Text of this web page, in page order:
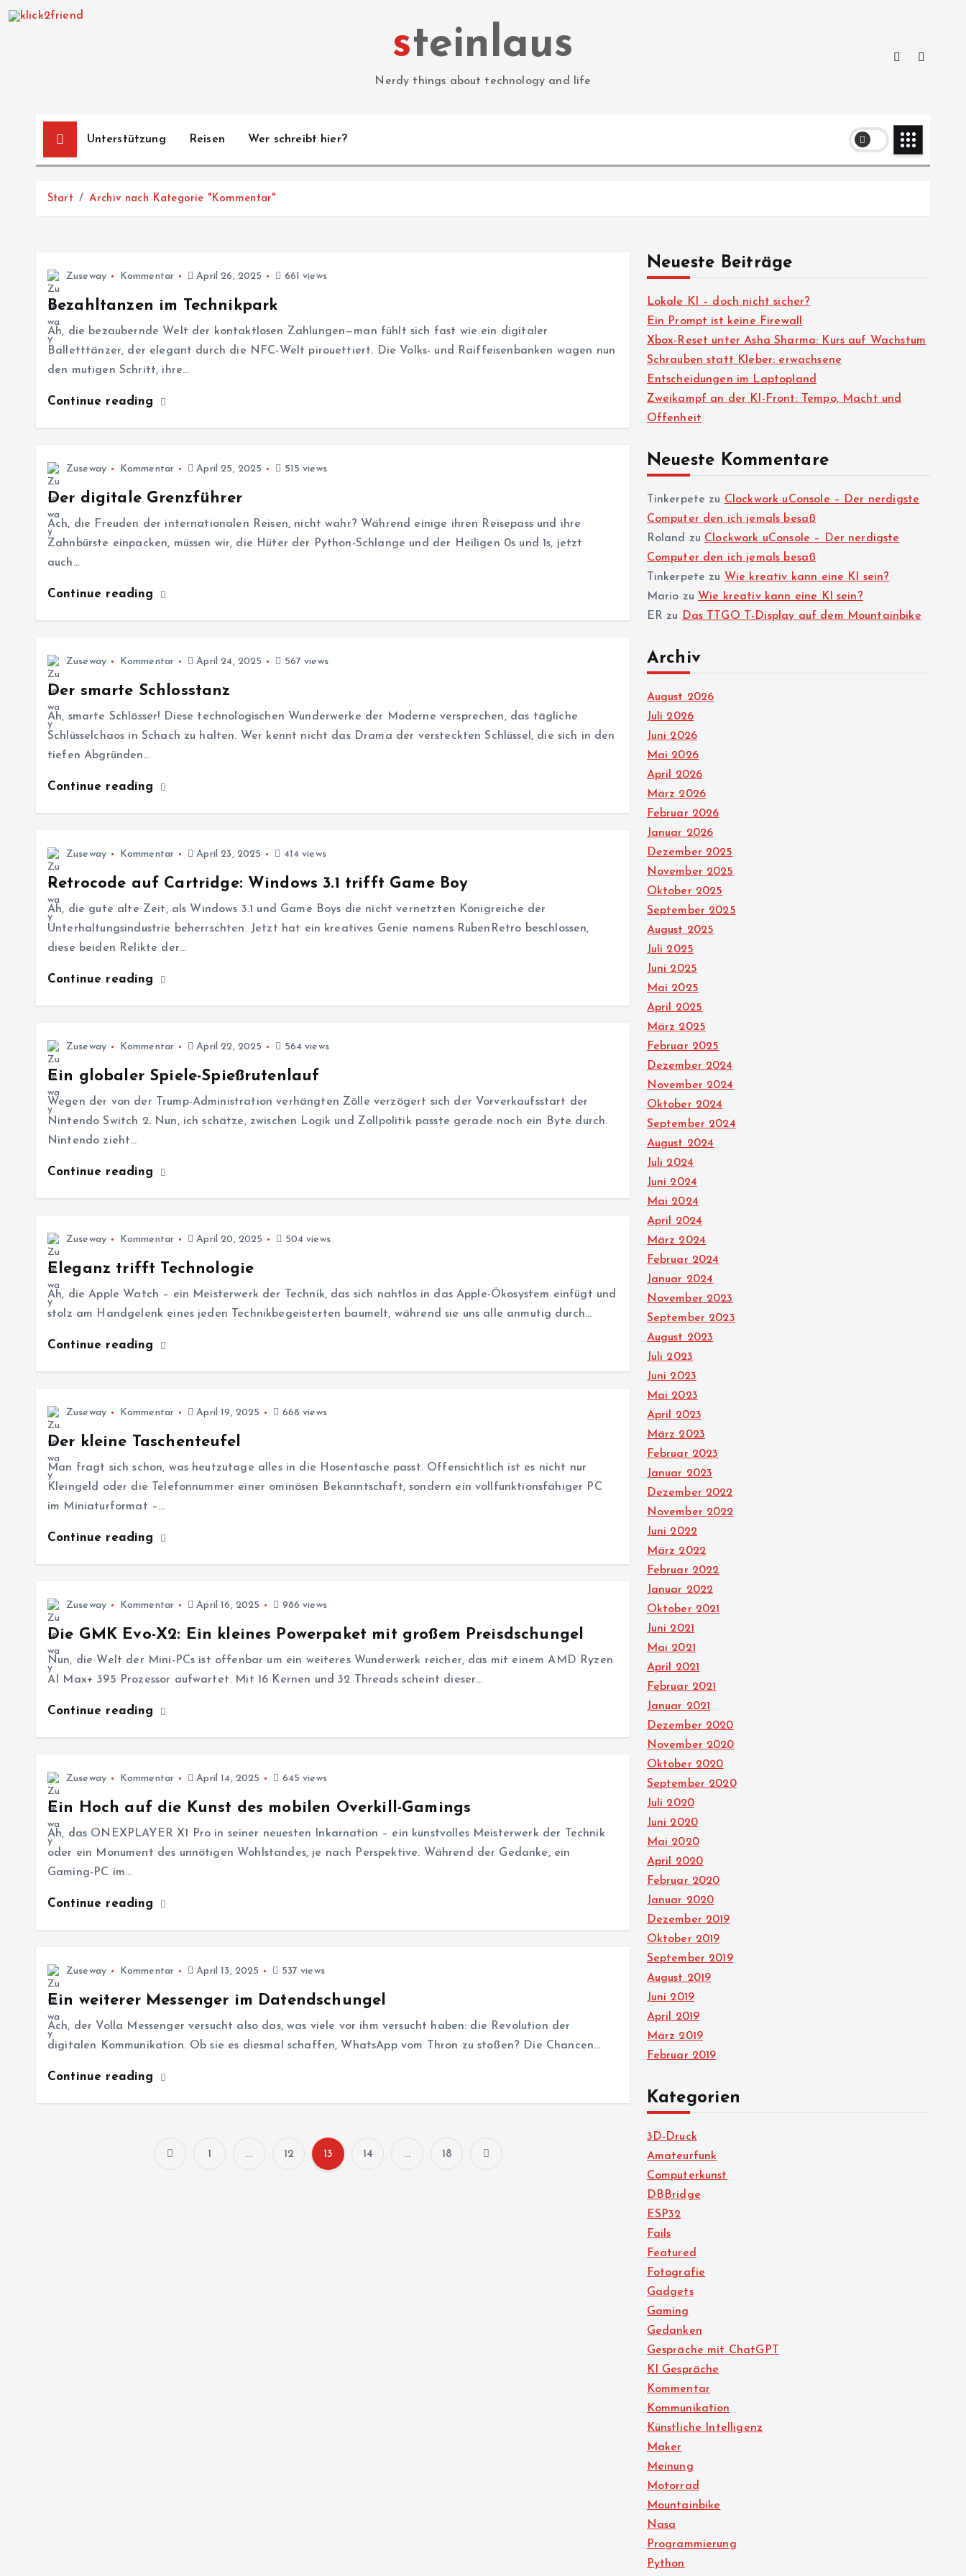
steinlaus
Nerdy things about technology and life
Unterstützung Reisen Wer schreibt hier?
Start Archiv nach Kategorie "Kommentar"
Zuseway Kommentar April 26, 2025 661 views
Bezahltanzen im Technikpark
Ah, die bezaubernde Welt der kontaktlosen Zahlungen—man fühlt sich fast wie ein digitaler
Balletttänzer, der elegant durch die NFC-Welt pirouettiert. Die Volks- und Raiffeisenbanken wagen nun
den mutigen Schritt, ihre…
Continue reading
Zuseway Kommentar April 25, 2025 515 views
Der digitale Grenzführer
Ach, die Freuden der internationalen Reisen, nicht wahr? Während einige ihren Reisepass und ihre
Zahnbürste einpacken, müssen wir, die Hüter der Python-Schlange und der Heiligen 0s und 1s, jetzt
auch…
Continue reading
Zuseway Kommentar April 24, 2025 567 views
Der smarte Schlosstanz
Ah, smarte Schlösser! Diese technologischen Wunderwerke der Moderne versprechen, das tägliche
Schlüsselchaos in Schach zu halten. Wer kennt nicht das Drama der versteckten Schlüssel, die sich in den
tiefen Abgründen…
Continue reading
Zuseway Kommentar April 23, 2025 414 views
Retrocode auf Cartridge: Windows 3.1 trifft Game Boy
Ah, die gute alte Zeit, als Windows 3.1 und Game Boys die nicht vernetzten Königreiche der
Unterhaltungsindustrie beherrschten. Jetzt hat ein kreatives Genie namens RubenRetro beschlossen,
diese beiden Relikte der…
Continue reading
Zuseway Kommentar April 22, 2025 564 views
Ein globaler Spiele-Spießrutenlauf
Wegen der von der Trump-Administration verhängten Zölle verzögert sich der Vorverkaufsstart der
Nintendo Switch 2. Nun, ich schätze, zwischen Logik und Zollpolitik passte gerade noch ein Byte durch.
Nintendo zieht…
Continue reading
Zuseway Kommentar April 20, 2025 504 views
Eleganz trifft Technologie
Ah, die Apple Watch – ein Meisterwerk der Technik, das sich nahtlos in das Apple-Ökosystem einfügt und
stolz am Handgelenk eines jeden Technikbegeisterten baumelt, während sie uns alle anmutig durch…
Continue reading
Zuseway Kommentar April 19, 2025 668 views
Der kleine Taschenteufel
Man fragt sich schon, was heutzutage alles in die Hosentasche passt. Offensichtlich ist es nicht nur
Kleingeld oder die Telefonnummer einer ominösen Bekanntschaft, sondern ein vollfunktionsfähiger PC
im Miniaturformat –…
Continue reading
Zuseway Kommentar April 16, 2025 986 views
Die GMK Evo-X2: Ein kleines Powerpaket mit großem Preisdschungel
Nun, die Welt der Mini-PCs ist offenbar um ein weiteres Wunderwerk reicher, das mit einem AMD Ryzen
AI Max+ 395 Prozessor aufwartet. Mit 16 Kernen und 32 Threads scheint dieser…
Continue reading
Zuseway Kommentar April 14, 2025 645 views
Ein Hoch auf die Kunst des mobilen Overkill-Gamings
Ah, das ONEXPLAYER X1 Pro in seiner neuesten Inkarnation – ein kunstvolles Meisterwerk der Technik
oder ein Monument des unnötigen Wohlstandes, je nach Perspektive. Während der Gedanke, ein
Gaming-PC im…
Continue reading
Zuseway Kommentar April 13, 2025 537 views
Ein weiterer Messenger im Datendschungel
Ach, der Volla Messenger versucht also das, was viele vor ihm versucht haben: die Revolution der
digitalen Kommunikation. Ob sie es diesmal schaffen, WhatsApp vom Thron zu stoßen? Die Chancen…
Continue reading
S
1 … 12 13 14 … 18
Neueste Beiträge
Lokale KI – doch nicht sicher?
Ein Prompt ist keine Firewall
Xbox-Reset unter Asha Sharma: Kurs auf Wachstum
Schrauben statt Kleber: erwachsene
Entscheidungen im Laptopland
Zweikampf an der KI-Front: Tempo, Macht und
Offenheit
Neueste Kommentare
Tinkerpete zu Clockwork uConsole – Der nerdigste
Computer den ich jemals besaß
Roland
zu Clockwork uConsole – Der nerdigste
Computer den ich jemals besaß
Tinkerpete zu Wie kreativ kann eine KI sein?
Mario zu Wie kreativ kann eine KI sein?
ER zu Das TTGO T-Display auf dem Mountainbike
Archiv
August 2026
Juli 2026
Juni 2026
Mai 2026
April 2026
März 2026
Februar 2026
Januar 2026
Dezember 2025
November 2025
Oktober 2025
September 2025
August 2025
Juli 2025
Juni 2025
Mai 2025
April 2025
März 2025
Februar 2025
Dezember 2024
November 2024
Oktober 2024
September 2024
August 2024
Juli 2024
Juni 2024
Mai 2024
April 2024
März 2024
Februar 2024
Januar 2024
November 2023
September 2023
August 2023
Juli 2023
Juni 2023
Mai 2023
April 2023
März 2023
Februar 2023
Januar 2023
Dezember 2022
November 2022
Juni 2022
März 2022
Februar 2022
Januar 2022
Oktober 2021
Juni 2021
Mai 2021
April 2021
Februar 2021
Januar 2021
Dezember 2020
November 2020
Oktober 2020
September 2020
Juli 2020
Juni 2020
Mai 2020
April 2020
Februar 2020
Januar 2020
Dezember 2019
Oktober 2019
September 2019
August 2019
Juni 2019
April 2019
März 2019
Februar 2019
Kategorien
3D-Druck
Amateurfunk
Computerkunst
DBBridge
ESP32
Fails
Featured
Fotografie
Gadgets
Gaming
Gedanken
Gespräche mit ChatGPT
KI Gespräche
Kommentar
Kommunikation
Künstliche Intelligenz
Maker
Meinung
Motorrad
Mountainbike
Nasa
Programmierung
Python